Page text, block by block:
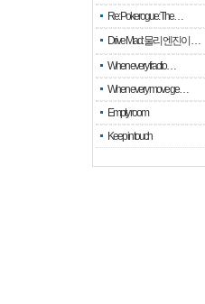
Re: Pokerogue: The…
Drive Mad: 물리 엔진이 …
When every fractio…
When every move ge…
Empty room
Keep in touch